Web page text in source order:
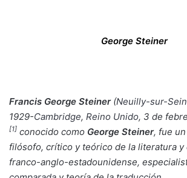
George Steiner
Francis George Steiner(Neuilly-sur-
1929-Cambridge, Reino Unido, 3 de
[1] conocido como George Steiner, fue
filósofo, crítico y teórico de la literatura y
franco-anglo-estadounidense,